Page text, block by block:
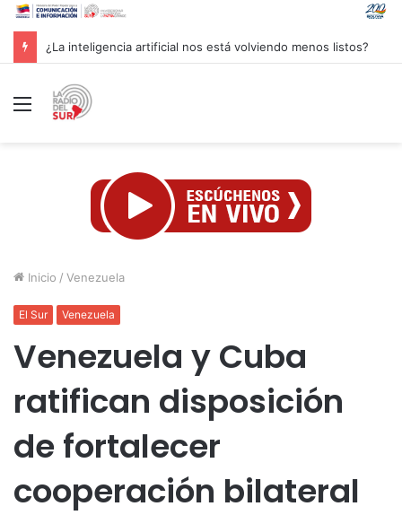
Groenlandia lanza una fuerte advertencia a empresa petrolera vinculada a Trump
Menú
Inicio / Venezuela
El Sur Venezuela
Venezuela y Cuba
ratifican disposición
de fortalecer
cooperación bilateral